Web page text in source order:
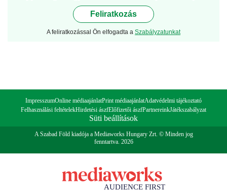
Feliratkozás
A feliratkozással Ön elfogadta a Szabályzatunkat
ImpresszumOnline médiaajánlatPrint médiaajánlatAdatvédelmi tájékoztató
Felhasználási feltételekHirdetési ászfElőfizetői ászfPartnereinkJátékszabályzat
Süti beállítások
A Szabad Föld kiadója a Mediaworks Hungary Zrt. © Minden jog
fenntartva. 2026